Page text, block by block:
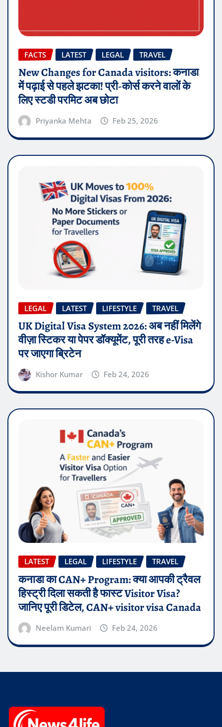
FACTS LATEST LEGAL TRAVEL
New Changes for Canada visitors: कनाडा
में पढ़ाई से पहले झटका! प्री-कोर्स करने वालों के
लिए स्टडी परमिट अब छोटा
Priyanka Mehta Feb 25, 2026
LEGAL LATEST LIFESTYLE TRAVEL
UK Digital Visa System 2026: अब नहीं मिलेंगे
वीज़ा स्टिकर या पेपर डॉक्यूमेंट, पूरी तरह e-Visa
पर जाएगा ब्रिटेन
Kishor Kumar Feb 24, 2026
LATEST LEGAL LIFESTYLE TRAVEL
कनाडा का CAN+ Program: क्या आपकी ट्रैवल
हिस्ट्री दिला सकती है फास्ट Visitor Visa?
जानिए पूरी डिटेल, CAN+ visitor visa Canada
Neelam Kumari Feb 24, 2026